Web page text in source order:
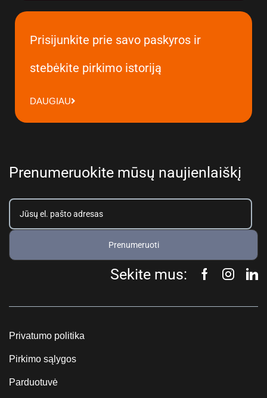
Prisijunkite prie savo paskyros ir
stebėkite pirkimo istoriją
DAUGIAU
Prenumeruokite mūsų naujienlaiškį
Prenumeruoti
Sekite mus:
Privatumo politika
Pirkimo sąlygos
Parduotuvė